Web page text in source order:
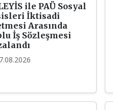
ile PAÜ Sosyal
İktisadi
Arasında
İş Sözleşmesi